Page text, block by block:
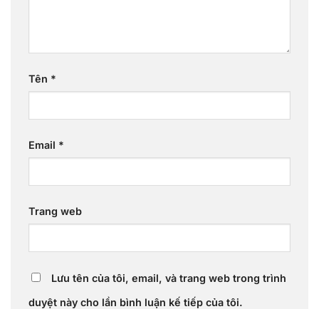
Tên *
Email *
Trang web
Lưu tên của tôi, email, và trang web trong trình
duyệt này cho lần bình luận kế tiếp của tôi.